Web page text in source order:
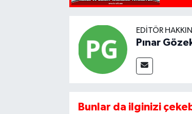
EDITÖR
Pınar
Bunlar da ilginizi